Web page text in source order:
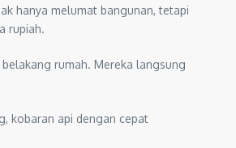
hanya melumat bangunan, tetapi
rupiah.
rumah. Mereka langsung
kobaran api dengan cepat